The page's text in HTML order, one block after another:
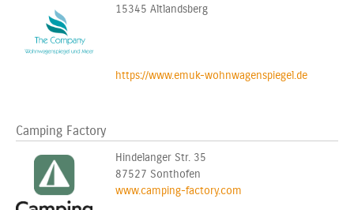
15345 Altlandsberg
https://www.emuk-wohnwagenspiegel.de
Camping Factory
Hindelanger Str. 35
87527 Sonthofen
www.camping-factory.com